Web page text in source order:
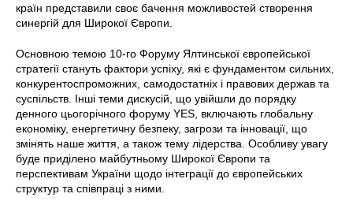
країн представили своє бачення можливостей створення
синергій для Широкої Європи.
Основною темою 10-го Форуму Ялтинської європейської
стратегії стануть фактори успіху, які є фундаментом сильних,
конкурентоспроможних, самодостатніх і правових держав та
суспільств. Інші теми дискусій, що увійшли до порядку
денного цьогорічного форуму YES, включають глобальну
економіку, енергетичну безпеку, загрози та інновації, що
змінять наше життя, а також тему лідерства. Особливу увагу
буде приділено майбутньому Широкої Європи та
перспективам України щодо інтеграції до європейських
структур та співпраці з ними.